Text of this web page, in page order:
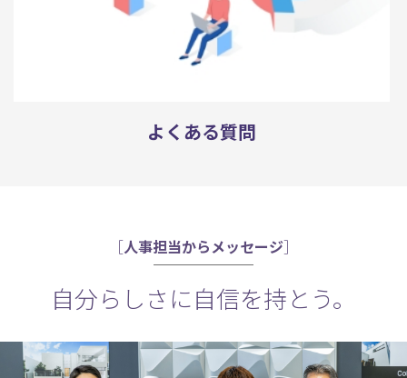
よくある質問
［人事担当からメッセージ］
自分らしさに自信を持とう。